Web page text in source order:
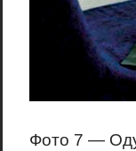
Фото 7 —